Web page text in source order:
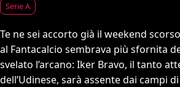
Serie A
Te ne sei accorto già il weekend
al Fantacalcio sembrava più sfornita
svelato l’arcano: Iker Bravo, il tanto
dell’Udinese, sarà assente dai campi